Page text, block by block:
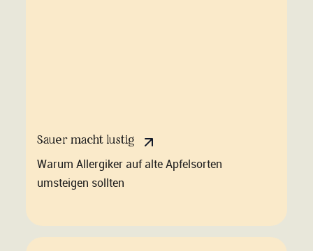
Sauer macht lustig
Warum Allergiker auf alte Apfelsorten
umsteigen sollten